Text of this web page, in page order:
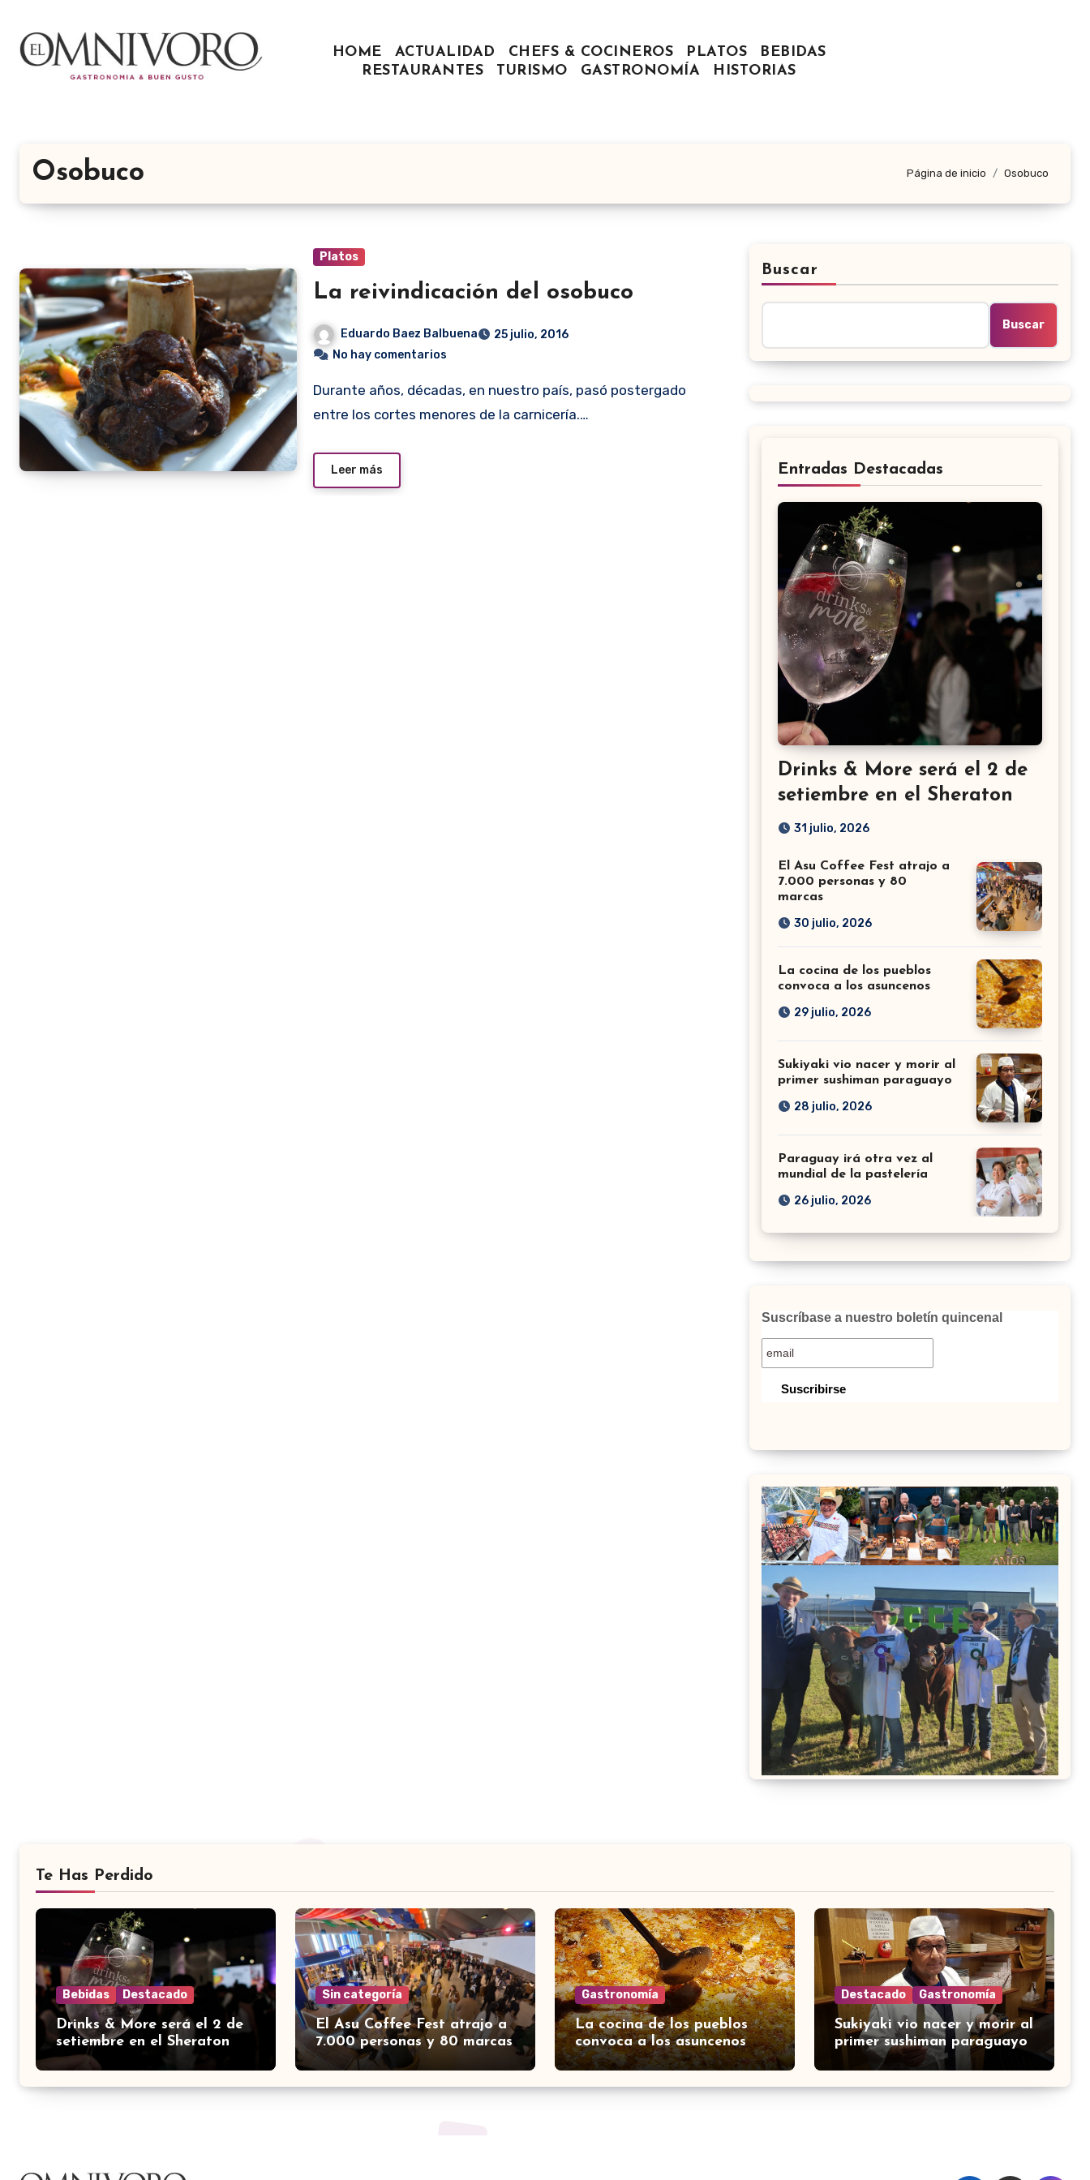
contenido
HOME ACTUALIDAD CHEFS & COCINEROS PLATOS
BEBIDAS
RESTAURANTES
TURISMO GASTRONOMÍA HISTORIAS
Osobuco Página de inicio Osobuco
Platos
La reivindicación del osobuco
Eduardo Baez Balbuena
25 julio, 2016
No hay comentarios
Durante años, décadas, en nuestro país, pasó postergado
entre los cortes menores de la carnicería.…
Leer más
Buscar
Buscar
Entradas Destacadas
Drinks & More será el 2 de
setiembre en el Sheraton
31 julio, 2026
El Asu Coffee Fest atrajo a
7.000 personas y 80
marcas
30 julio, 2026
La cocina de los pueblos
convoca a los asuncenos
29 julio, 2026
Sukiyaki vio nacer y morir al
primer sushiman paraguayo
28 julio, 2026
Paraguay irá otra vez al
mundial de la pastelería
26 julio, 2026
Suscríbase a nuestro boletín quincenal
Te Has Perdido
Bebidas Destacado
Drinks & More será el 2 de
setiembre en el Sheraton
Sin categoría
El Asu Coffee Fest atrajo a
7.000 personas y 80 marcas
Gastronomía
La cocina de los pueblos
convoca a los asuncenos
Destacado Gastronomía
Sukiyaki vio nacer y morir al
primer sushiman paraguayo